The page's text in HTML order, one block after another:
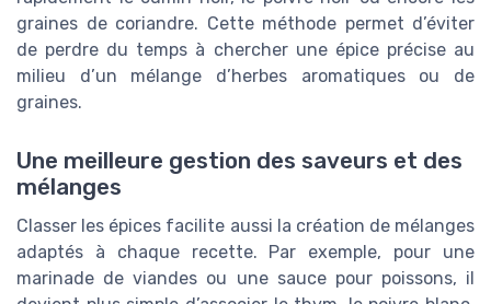
graines de coriandre. Cette méthode permet d’éviter
de perdre du temps à chercher une épice précise au
milieu d’un mélange d’herbes aromatiques ou de
graines.
Une meilleure gestion des saveurs et des
mélanges
Classer les épices facilite aussi la création de mélanges
adaptés à chaque recette. Par exemple, pour une
marinade de viandes ou une sauce pour poissons, il